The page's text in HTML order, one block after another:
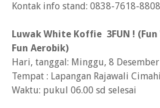
Kontak info stand: 0838-7618-
Luwak White Koffie 3FUN !
Fun Aerobik)
Hari, tanggal: Minggu, 8
Tempat : Lapangan Rajawali
Waktu: pukul 06.00 sd selesai ㅤ